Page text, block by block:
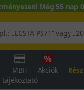
Még 55 nap
MBH
tájékoztató
Akciók